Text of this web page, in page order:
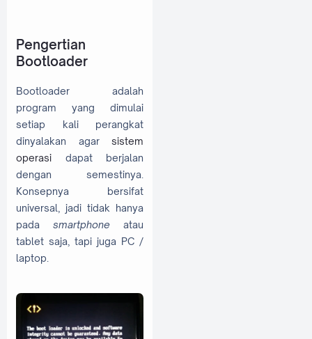
Pengertian
Bootloader
Bootloader adalah
program yang dimulai
setiap kali perangkat
dinyalakan agar sistem
operasi dapat berjalan
dengan semestinya.
Konsepnya bersifat
universal, jadi tidak hanya
pada smartphone atau
tablet saja, tapi juga PC /
laptop.